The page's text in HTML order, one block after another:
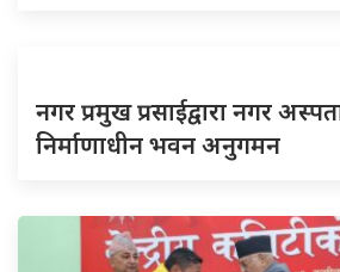
नगर प्रमुख प्रसाईद्वारा नगर
निर्माणाधीन भवन अनुगमन